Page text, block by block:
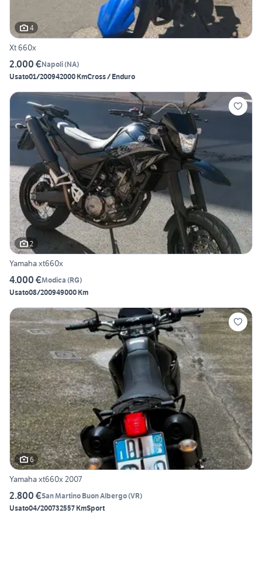
4
Xt 660x
2.000 €Napoli(NA)
Usato01/200942000 KmCross / Enduro
2
Yamaha xt660x
4.000 €Modica (RG)
Usato08/200949000 Km
6
Yamaha xt660x 2007
2.800 €San Martino Buon Albergo(VR)
Usato04/200732557 KmSport